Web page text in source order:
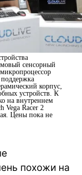
сенсорный
поддержка
корпус,
устройств. К
на внутреннем
Vega Racer 2
Цены пока не
похожи на